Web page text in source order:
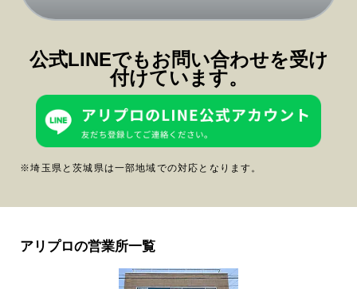
公式LINEでもお問い合わせを受け
付けています。
※埼玉県と茨城県は一部地域での対応となります。
アリプロの営業所一覧